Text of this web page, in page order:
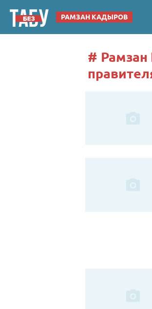
РАМЗАН КАДЫРОВ
Рамзан